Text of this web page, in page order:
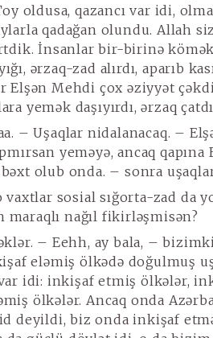
oldusa, qazancı var idi,
qadağan olundu. Allah
İnsanlar bir-birinə kömək
ərzaq-zad alırdı, aparıb
Elşən Mehdi çox əziyyət
yemək daşıyırdı, ərzaq
– Uşaqlar nidalanacaq. –
yeməyə, ancaq
olub onda. – sonra
sosial sığorta-zad da
maraqlı nağıl fikirləşmisən?
– Eehh, ay bala, –
eləmiş ölkədə doğulmuş
idi: inkişaf etmiş ölkələr,
ölkələr. Ancaq onda
deyildi, biz onda inkişaf